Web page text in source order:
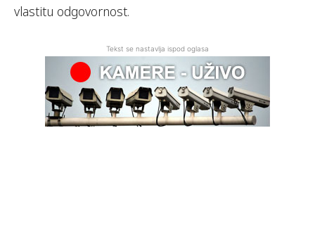
vlastitu odgovornost.
Tekst se nastavlja ispod oglasa